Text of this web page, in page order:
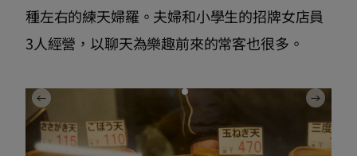
種左右的練天婦羅。夫婦和小學生的招牌女店員
3人經營，以聊天為樂趣前來的常客也很多。